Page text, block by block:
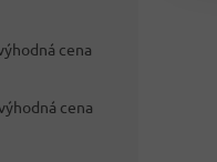
cena
cena